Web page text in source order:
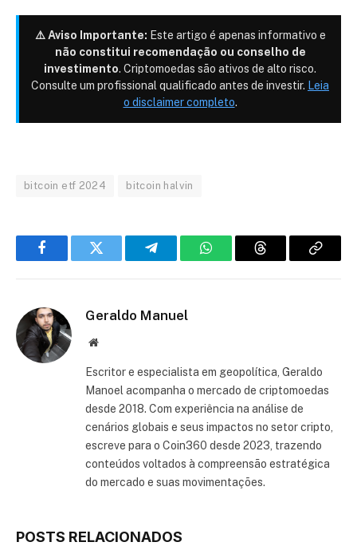
⚠️ Aviso Importante: Este artigo é apenas informativo e
não constitui recomendação ou conselho de
investimento. Criptomoedas são ativos de alto risco.
Consulte um profissional qualificado antes de investir. Leia
o disclaimer completo.
bitcoin etf 2024 bitcoin halvin
FacebookTwitter TelegramWhatsAppThreads Copiar
Geraldo Manuel
Site
Escritor e especialista em geopolítica, Geraldo
Manoel acompanha o mercado de criptomoedas
desde 2018. Com experiência na análise de
cenários globais e seus impactos no setor cripto,
escreve para o Coin360 desde 2023, trazendo
conteúdos voltados à compreensão estratégica
do mercado e suas movimentações.
POSTS RELACIONADOS